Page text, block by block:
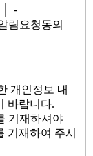
-
림요청동의
개인정보 내
바랍니다.
기재하셔야
기재하여 주시